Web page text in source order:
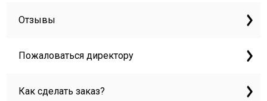
Отзывы
Пожаловаться директору
Как сделать заказ?